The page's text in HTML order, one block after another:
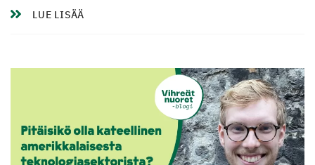
LUE LISÄÄ